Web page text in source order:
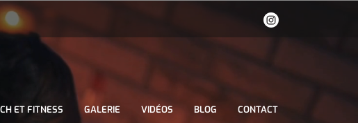
ET FITNESS GALERIE VIDÉOS BLOG CONTACT